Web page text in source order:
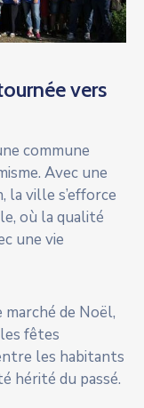
vers
commune
Avec une
ville s’efforce
où la qualité
une vie
de Noël,
fêtes
les habitants
hérité du passé.